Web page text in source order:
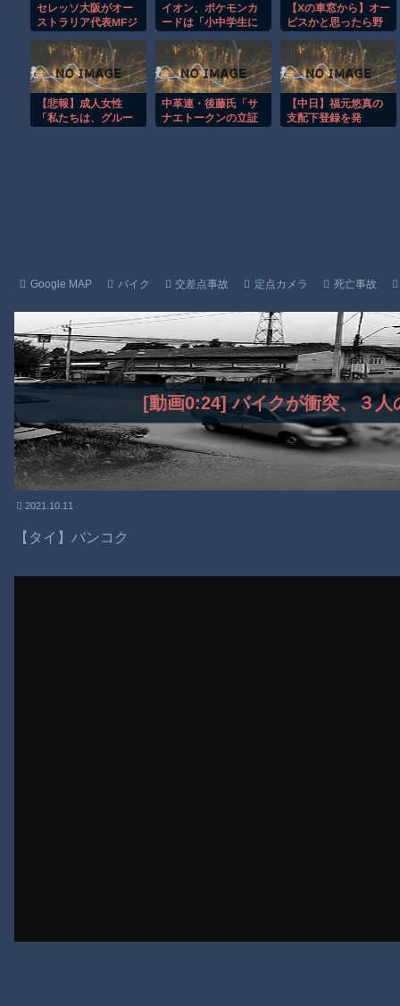
【朗報】大人気漫画「GANTZ」がAmazonでなんと全巻100円ｗ
まだ墓石があるだけマシと見るべきか。今はもう合葬墓ばかり
【動画】新型のさすまた、限界突破ｗｗｗｗｗｗ
【謎】広島県が頑なに「はだしのゲンコラボ喫茶」をやらない理
セレッソ大阪がオー
ストラリア代表MFジ
ンを獲得か クラブ
はXに“匂わせ”ポスト
イオン、ポケモンカ
ードは「小中学生に
対策の決断が「素晴
らしい」と話題
【Xの車窓から】オー
ビスかと思ったら野
か
【悲報】成人女性
「私たちは、グルー
中革連・後藤氏「サ
ナエトークンの立証
【中日】福元悠真の
支配下登録を発
Google MAP バイク 交差点事故 定点カメラ 死亡事故
[動画0:24] バイクが衝突、３人
2021.10.11
【タイ】バンコク